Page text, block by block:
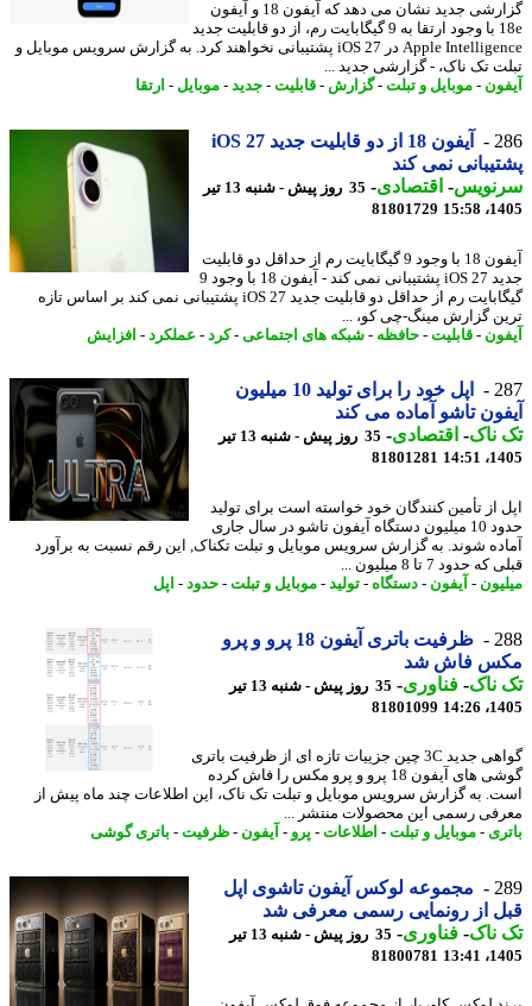
گزارشی جدید نشان می دهد که آیفون 18 و آیفون
18e با وجود ارتقا به 9 گیگابایت رم، از دو قابلیت جدید
Apple Intelligence در iOS 27 پشتیبانی نخواهند کرد. به گزارش سرویس موبایل و
تک ناک، - گزارشی جدید ...
-موبایل و تبلت-گزارش -قابلیت-جدید-موبایل-ارتقا
آیفون 18 از دو قابلیت جدید iOS 27
نمی کند
-اقتصادی-
35 روز پیش - شنبه 13 تیر
81801729
آیفون 18 با وجود 9 گیگابایت رم از حداقل دو قابلیت
جدید iOS 27 پشتیبانی نمی کند - آیفون 18 با وجود 9
گیگابایت رم از حداقل دو قابلیت جدید iOS 27 پشتیبانی نمی کند بر اساس تازه
گزارش مینگ-چی کو، ...
-قابلیت-حافظه-شبکه های اجتماعی-کرد-عملکرد-افزایش
اپل خود را برای تولید 10 میلیون
تاشو آماده می کند
-اقتصادی-
35 روز پیش - شنبه 13 تیر
81801281
از تأمین کنندگان خود خواسته است برای تولید
حدود 10 میلیون دستگاه آیفون تاشو در سال جاری
شوند. به گزارش سرویس موبایل و تبلت تکناک, این رقم نسبت به برآورد
حدود 7 تا 8 میلیون ...
-آیفون-دستگاه-تولید-موبایل و تبلت-حدود-اپل
ظرفیت باتری آیفون 18 پرو و پرو
فاش شد
-فناوری-
35 روز پیش - شنبه 13 تیر
81801099
گواهی جدید 3C چین جزییات تازه ای از ظرفیت باتری
گوشی های آیفون 18 پرو و پرو مکس را فاش کرده
به گزارش سرویس موبایل و تبلت تک ناک، این اطلاعات چند ماه پیش از
رسمی این محصولات منتشر ...
- موبایل و تبلت-اطلاعات-پرو -آیفون-ظرفیت -باتری گوشی
مجموعه لوکس آیفون تاشوی اپل
از رونمایی رسمی معرفی شد
-فناوری-
35 روز پیش - شنبه 13 تیر
81800781